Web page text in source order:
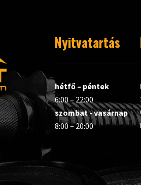
Nyitvatartás
hétfő – péntek
6:00 – 22:00
szombat - vasárnap
8:00 – 20:00